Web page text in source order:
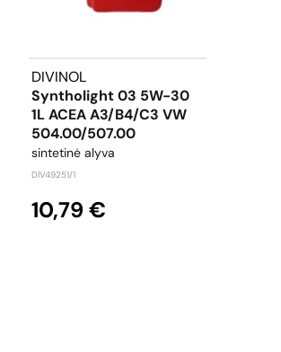
DIVINOL
Syntholight 03 5W-30
1L ACEA A3/B4/C3 VW
504.00/507.00
sintetinė alyva
DIV49251/1
10,79 €